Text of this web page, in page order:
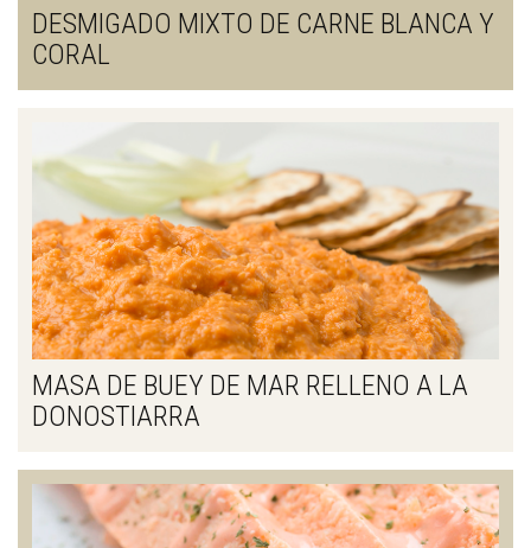
DESMIGADO MIXTO DE CARNE BLANCA Y
CORAL
MASA DE BUEY DE MAR RELLENO A LA
DONOSTIARRA